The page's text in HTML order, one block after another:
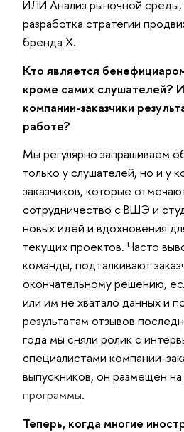
ИЛИ Анализ рыночной среды,
разработка стратегии
бренда X.
Кто является
кроме самих слушателей?
компании-заказчики
работе?
Мы регулярно запрашиваем
только у слушателей, но и у
заказчиков, которые
сотрудничество с ВШЭ и
новых идей и вдохновения
текущих проектов. Часто
команды, подталкивают
окончательному решению,
или им не хватало данных и
результатам отзывов
года мы сняли ролик с
специалистами компании-
выпускников, он размещен на
программы.
Теперь, когда многие